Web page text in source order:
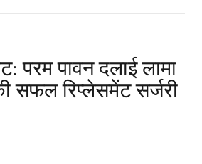
परम पावन दलाई लामा
सफल रिप्लेसमेंट सर्जरी